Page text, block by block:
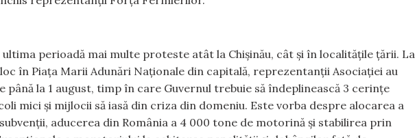
perioadă mai multe proteste atât la Chișinău, cât și în localitățile țării. La
în Piața Marii Adunări Naționale din capitală, reprezentanții Asociației au
la 1 august, timp în care Guvernul trebuie să îndeplinească 3 cerințe
mici și mijlocii să iasă din criza din domeniu. Este vorba despre alocarea a
aducerea din România a 4 000 tone de motorină și stabilirea prin